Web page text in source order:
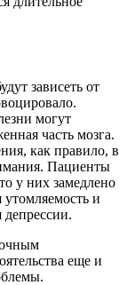
зависеть от
могут
часть мозга.
как правило, в
Пациенты
у них замедлено
и
депрессии.
еще и